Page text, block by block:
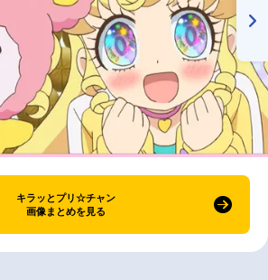
キラッとプリ☆チャン
画像まとめを見る